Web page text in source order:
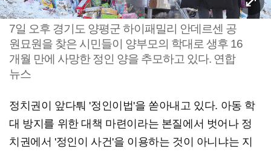
7일 오후 경기도 양평군 하이패밀리 안데르센 공
원묘원을 찾은 시민들이 양부모의 학대로 생후 16
개월 만에 사망한 정인 양을 추모하고 있다. 연합
뉴스
정치권이 앞다퉈 '정인이법'을 쏟아내고 있다. 아동 학
대 방지를 위한 대책 마련이라는 본질에서 벗어나 정
치권에서 '정인이 사건'을 이용하는 것이 아니냐는 지